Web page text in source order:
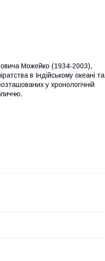
Можейко (1934-2003),
в Індійському океані та
у хронологічній